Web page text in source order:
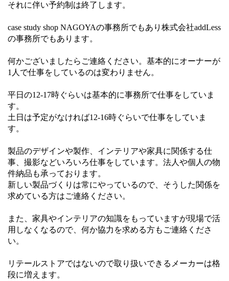
それに伴い予約制は終了します。
case study shop NAGOYAの事務所でもあり株式会社addLess
の事務所でもあります。
何かございましたらご連絡ください。基本的にオーナーが
1人で仕事をしているのは変わりません。
平日の12-17時ぐらいは基本的に事務所で仕事をしていま
す。
土日は予定がなければ12-16時ぐらいで仕事をしていま
す。
製品のデザインや製作、インテリアや家具に関係する仕
事、撮影などいろいろ仕事をしています。法人や個人の物
件納品も承っております。
新しい製品づくりは常にやっているので、そうした関係を
求めている方はご連絡ください。
また、家具やインテリアの知識をもっていますが現場で活
用しなくなるので、何か協力を求める方もご連絡くださ
い。
リテールストアではないので取り扱いできるメーカーは格
段に増えます。